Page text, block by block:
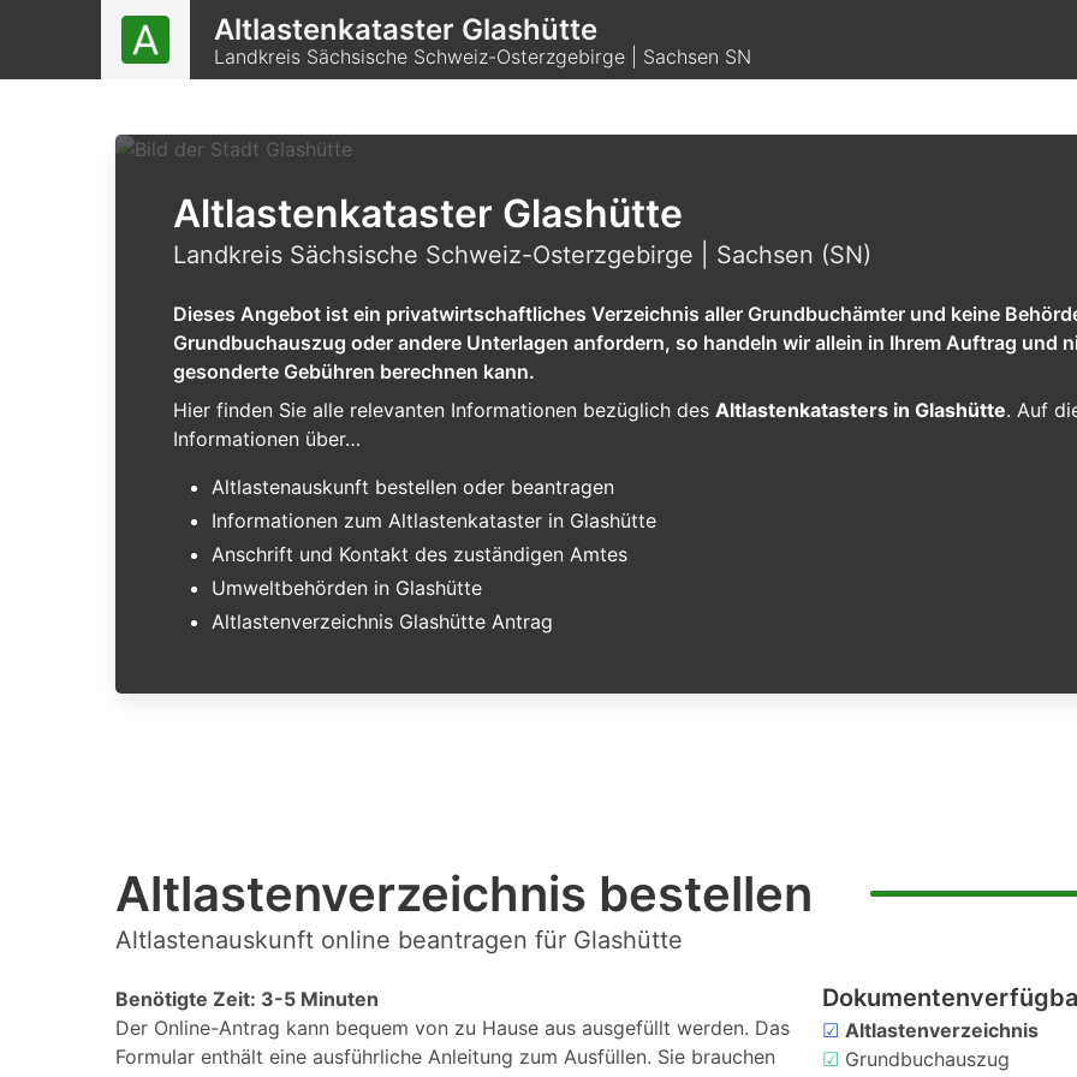
Altlastenkataster Glashütte
Landkreis Sächsische Schweiz-Osterzgebirge | Sachsen SN
Altlastenkataster Glashütte
Landkreis Sächsische Schweiz-Osterzgebirge | Sachsen (SN)
Dieses Angebot ist ein privatwirtschaftliches Verzeichnis aller Grundbuchämter und keine
Grundbuchauszug oder andere Unterlagen anfordern, so handeln wir allein in Ihrem Auftrag und
gesonderte Gebühren berechnen kann.
Hier finden Sie alle relevanten Informationen bezüglich des Altlastenkatasters in Glashütte. Auf
Informationen über…
Altlastenauskunft bestellen oder beantragen
Informationen zum Altlastenkataster in Glashütte
Anschrift und Kontakt des zuständigen Amtes
Umweltbehörden in Glashütte
Altlastenverzeichnis Glashütte Antrag
Altlastenverzeichnis bestellen
Altlastenauskunft online beantragen für Glashütte
Benötigte Zeit: 3-5 Minuten
Der Online-Antrag kann bequem von zu Hause aus ausgefüllt werden. Das
Formular enthält eine ausführliche Anleitung zum Ausfüllen. Sie brauchen
☑ Altlastenverzeichnis
☑ Grundbuchauszug